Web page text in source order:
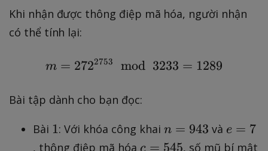
3
3
1-
1
1
m
d
\
Khi nhận được thông điệp mã hóa, người nhận
có thể tính lại:
m = 272^{2753}\ \
m = 2722753 mod 3233 = 1289
Bài tập dành cho bạn đọc:
Bài 1
1: Với khóa công khai n
=
n = 943 và e
=
e = 7
, thông điệp mã hóa c
c = 545, số mũ bí mật